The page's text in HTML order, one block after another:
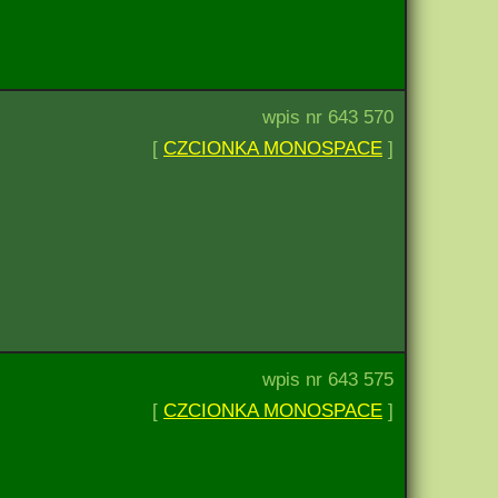
wpis nr 643 570
[ CZCIONKA MONOSPACE ]
wpis nr 643 575
[ CZCIONKA MONOSPACE ]